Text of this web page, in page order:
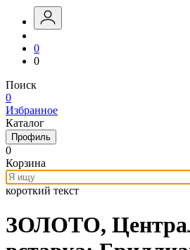
0
0
Поиск
0
Избранное
Каталог
Профиль
0
Корзина
короткий текст
ЗОЛОТО,